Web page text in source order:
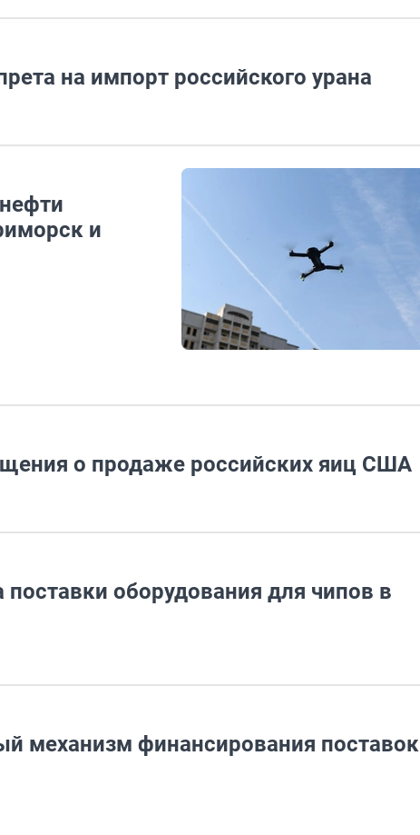
на импорт российского урана
и
о продаже российских яиц США
оборудования для чипов в
механизм финансирования поставок